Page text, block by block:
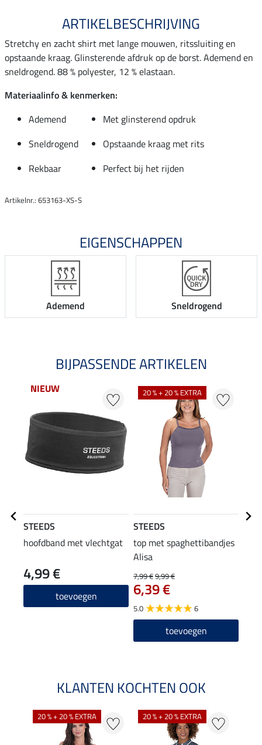
ARTIKELBESCHRIJVING
Stretchy en zacht shirt met lange mouwen, ritssluiting en
opstaande kraag. Glinsterende afdruk op de borst. Ademend en
sneldrogend. 88 % polyester, 12 % elastaan.
Materiaalinfo & kenmerken:
Ademend
Met glinsterend opdruk
Sneldrogend
Opstaande kraag met rits
Rekbaar
Perfect bij het rijden
Artikelnr.: 653163-XS-S
EIGENSCHAPPEN
Ademend Sneldrogend
BIJPASSENDE ARTIKELEN
NIEUW
STEEDS
hoofdband met vlechtgat
4,99 €
toevoegen
20 % + 20 % EXTRA
STEEDS
top met spaghettibandjes
Alisa
7,99 €9,99 €
6,39 €
5.0 6
toevoegen
KLANTEN KOCHTEN OOK
20 % + 20 % EXTRA 20 % + 20 % EXTRA